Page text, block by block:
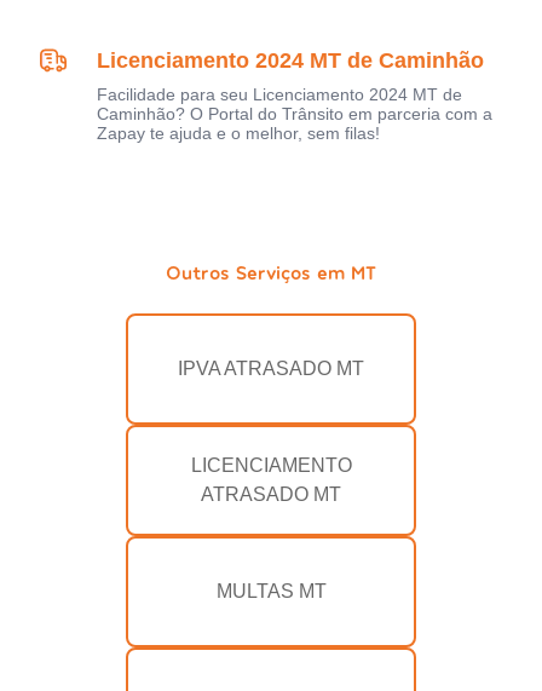
Licenciamento 2024 MT de Caminhão
Facilidade para seu Licenciamento 2024 MT de
Caminhão? O Portal do Trânsito em parceria com a
Zapay te ajuda e o melhor, sem filas!
Outros Serviços em MT
IPVA ATRASADO MT
LICENCIAMENTO
ATRASADO MT
MULTAS MT